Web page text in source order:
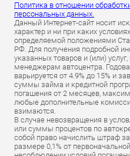
Политика в отношении
персональных данных.
Данный Интернет-сайт носит
характер и ни при каких
определяемой положениями
РФ. Для получения подробной
указанных товаров и (или)
менеджерам автоцентра.
варьируется от 4.9% до 15% и
суммы займа и кредитной
погашения от 2 месяцев,
любые дополнительные
взимаются.
В случае невозвращения в
или суммы процентов по
собой право начислить штраф
размере 0,1% от